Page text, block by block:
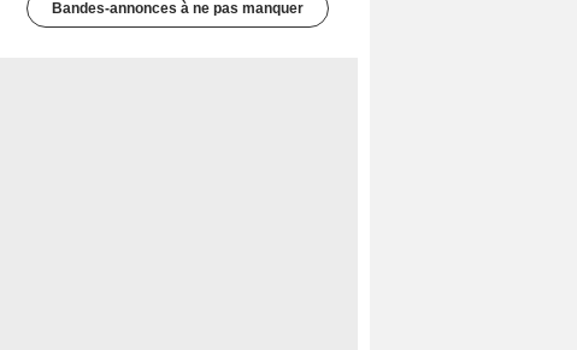
Bandes-annonces à ne pas manquer